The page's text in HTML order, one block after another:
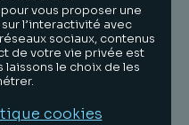
directement
contraintes —
encore freiner le
vous proposer une
l’interactivité avec
sociaux, contenus
de votre vie privée est
laissons le choix de les
cookies